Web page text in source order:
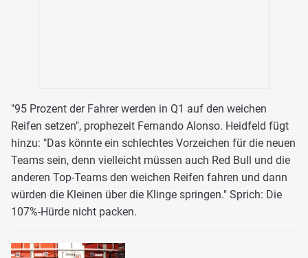
"95 Prozent der Fahrer werden in Q1 auf den weichen
Reifen setzen", prophezeit Fernando Alonso. Heidfeld fügt
hinzu: "Das könnte ein schlechtes Vorzeichen für die neuen
Teams sein, denn vielleicht müssen auch Red Bull und die
anderen Top-Teams den weichen Reifen fahren und dann
würden die Kleinen über die Klinge springen." Sprich: Die
107%-Hürde nicht packen.